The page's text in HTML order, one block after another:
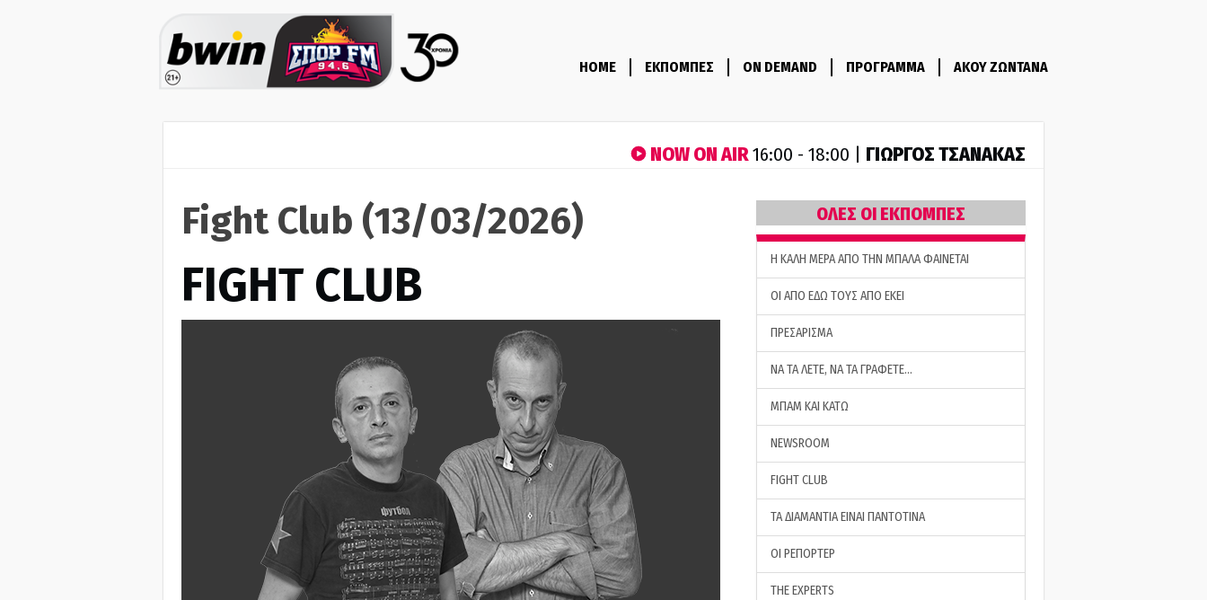
HOME ΕΚΠΟΜΠΕΣ ON DEMAND ΠΡΟΓΡΑΜΜΑ ΑΚΟΥ ΖΩΝΤΑΝΑ
NOW ON AIR16:00 - 18:00 | ΓΙΩΡΓΟΣ ΤΣΑΝΑΚΑΣ
Fight Club (13/03/2026)
FIGHT CLUB
ΟΛΕΣ ΟΙ ΕΚΠΟΜΠΕΣ
H ΚΑΛΗ ΜΕΡΑ ΑΠΟ ΤΗΝ ΜΠΑΛΑ ΦΑΙΝΕΤΑΙ
ΟΙ ΑΠΟ ΕΔΩ ΤΟΥΣ ΑΠΟ ΕΚΕΙ
ΠΡΕΣΑΡΙΣΜΑ
ΝΑ ΤΑ ΛΕΤΕ, ΝΑ ΤΑ ΓΡΑΦΕΤΕ…
ΜΠΑΜ ΚΑΙ ΚΑΤΩ
NEWSROOM
FIGHT CLUB
ΤΑ ΔΙΑΜΑΝΤΙΑ ΕΙΝΑΙ ΠΑΝΤΟΤΙΝΑ
ΟΙ ΡΕΠΟΡΤΕΡ
THE EXPERTS